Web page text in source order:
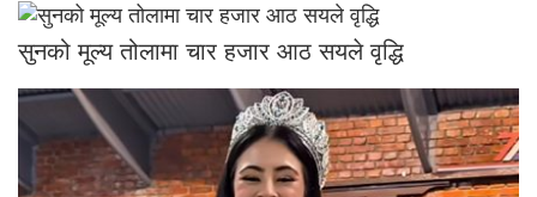
सुनको मूल्य तोलामा चार हजार आठ सयले वृद्धि